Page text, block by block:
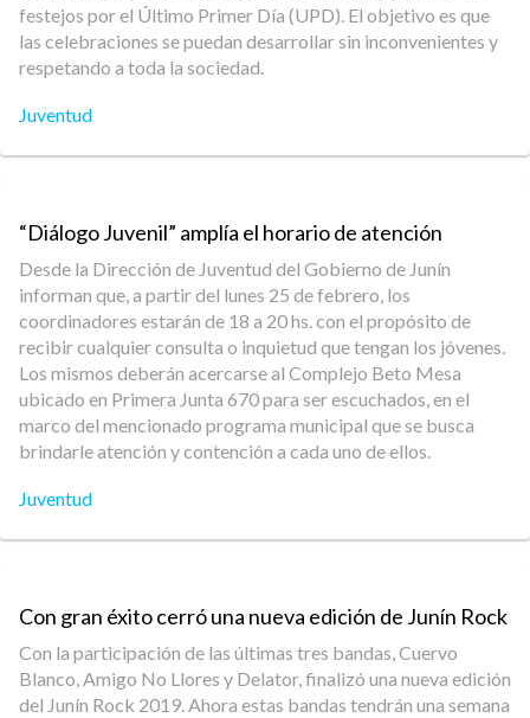
festejos por el Último Primer Día (UPD). El objetivo es que
las celebraciones se puedan desarrollar sin inconvenientes y
respetando a toda la sociedad.
Juventud
“Diálogo Juvenil” amplía el horario de atención
Desde la Dirección de Juventud del Gobierno de Junín
informan que, a partir del lunes 25 de febrero, los
coordinadores estarán de 18 a 20 hs. con el propósito de
recibir cualquier consulta o inquietud que tengan los jóvenes.
Los mismos deberán acercarse al Complejo Beto Mesa
ubicado en Primera Junta 670 para ser escuchados, en el
marco del mencionado programa municipal que se busca
brindarle atención y contención a cada uno de ellos.
Juventud
Con gran éxito cerró una nueva edición de Junín Rock
Con la participación de las últimas tres bandas, Cuervo
Blanco, Amigo No Llores y Delator, finalizó una nueva edición
del Junín Rock 2019. Ahora estas bandas tendrán una semana